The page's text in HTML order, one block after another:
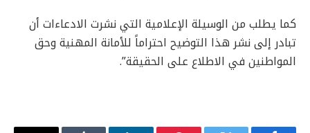
كما يطلب من الوسيلة الإعلامية التي نشرت الادعاءات أن
تبادر إلى نشر هذا التوضيح احتراماً للأمانة المهنية وحق
المواطنين في الاطلاع على الحقيقة”.